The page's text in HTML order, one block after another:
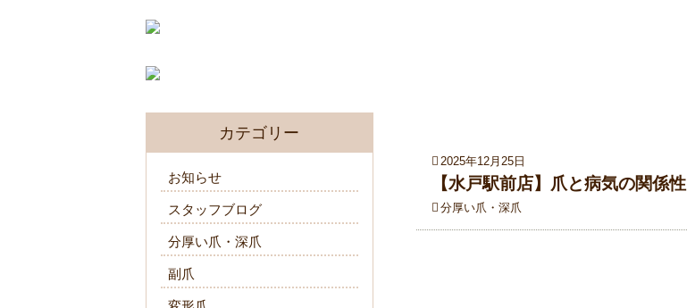
2025年12月25日
【水戸駅前店】爪と病気の関係性
分厚い爪・深爪
カテゴリー
お知らせ
スタッフブログ
分厚い爪・深爪
副爪